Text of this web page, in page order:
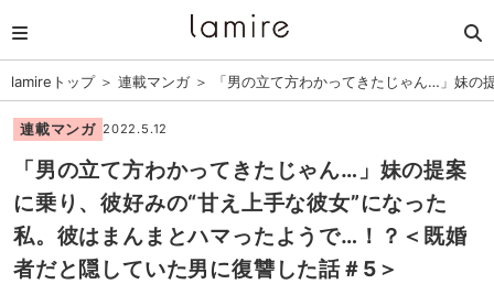
lamireトップ＞ 連載マンガ＞ 「男の立て方わかってきたじゃん…」妹
連載マンガ 2022.5.12
「男の立て方わかってきたじゃん…」妹の提案
に乗り、彼好みの“甘え上手な彼女”になった
私。彼はまんまとハマったようで…！？＜既婚
者だと隠していた男に復讐した話＃5＞